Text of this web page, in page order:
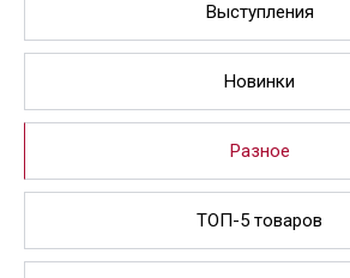
Выступления
Новинки
Разное
ТОП-5 товаров